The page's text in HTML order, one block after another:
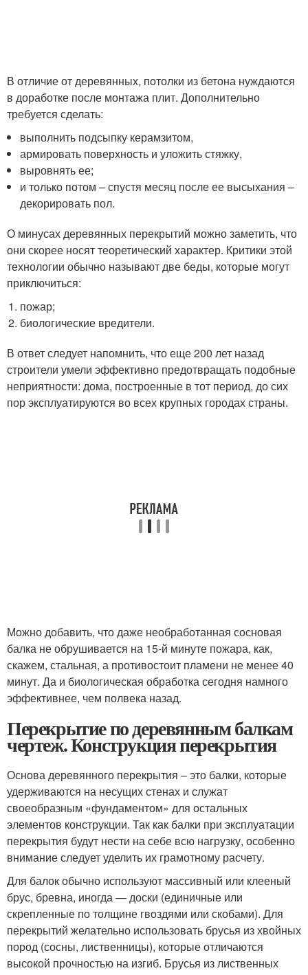
В отличие от деревянных, потолки из бетона нуждаются
в доработке после монтажа плит. Дополнительно
требуется сделать:
выполнить подсыпку керамзитом,
армировать поверхность и уложить стяжку,
выровнять ее;
и только потом – спустя месяц после ее высыхания –
декорировать пол.
О минусах деревянных перекрытий можно заметить, что
они скорее носят теоретический характер. Критики этой
технологии обычно называют две беды, которые могут
приключиться:
пожар;
биологические вредители.
В ответ следует напомнить, что еще 200 лет назад
строители умели эффективно предотвращать подобные
неприятности: дома, построенные в тот период, до сих
пор эксплуатируются во всех крупных городах страны.
Можно добавить, что даже необработанная сосновая
балка не обрушивается на 15-й минуте пожара, как,
скажем, стальная, а противостоит пламени не менее 40
минут. Да и биологическая обработка сегодня намного
эффективнее, чем полвека назад.
Перекрытие по деревянным балкам
чертеж. Конструкция перекрытия
Основа деревянного перекрытия – это балки, которые
удерживаются на несущих стенах и служат
своеобразным «фундаментом» для остальных
элементов конструкции. Так как балки при эксплуатации
перекрытия будут нести на себе всю нагрузку, особенно
внимание следует уделить их грамотному расчету.
Для балок обычно используют массивный или клееный
брус, бревна, иногда — доски (единичные или
скрепленные по толщине гвоздями или скобами). Для
перекрытий желательно использовать брусья из хвойных
пород (сосны, лиственницы), которые отличаются
высокой прочностью на изгиб. Брусья из лиственных